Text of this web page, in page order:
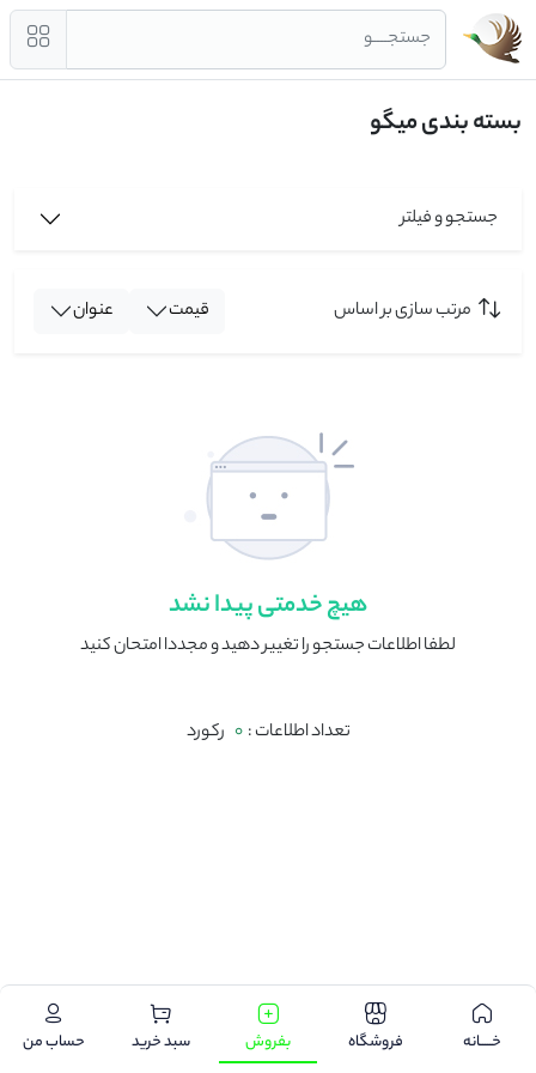
جستجــــو
بسته بندی میگو
جستجو و فیلتر
مرتب سازی بر اساس قیمت عنوان
هیچ خدمتی پیدا نشد
لطفا اطلاعات جستجو را تغییر دهید و مجددا امتحان کنید
تعداد اطلاعات : 0 رکورد
خـــــانه فروشگاه بفروش سبد خرید حساب من